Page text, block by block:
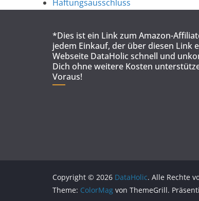
Haftungsausschluss
*Dies ist ein Link zum Amazon-
jedem Einkauf, der über diesen Link
Webseite DataHolic schnell und
Dich ohne weitere Kosten
Voraus!
Copyright © 2026 DataHolic. Alle Rechte
Theme: ColorMag von ThemeGrill.